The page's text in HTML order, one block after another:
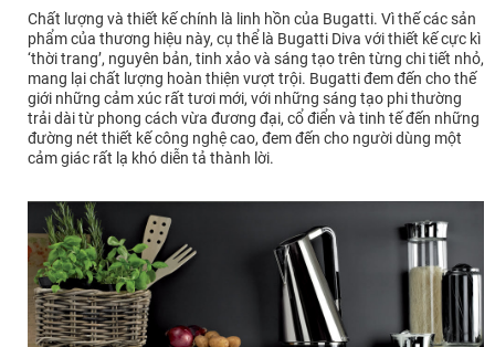
Chất lượng và thiết kế chính là linh hồn của Bugatti. Vì thế các sản
phẩm của thương hiệu này, cụ thể là Bugatti Diva với thiết kế cực kì
‘thời trang’, nguyên bản, tinh xảo và sáng tạo trên từng chi tiết nhỏ,
mang lại chất lượng hoàn thiện vượt trội. Bugatti đem đến cho thế
giới những cảm xúc rất tươi mới, với những sáng tạo phi thường
trải dài từ phong cách vừa đương đại, cổ điển và tinh tế đến những
đường nét thiết kế công nghệ cao, đem đến cho người dùng một
cảm giác rất lạ khó diễn tả thành lời.